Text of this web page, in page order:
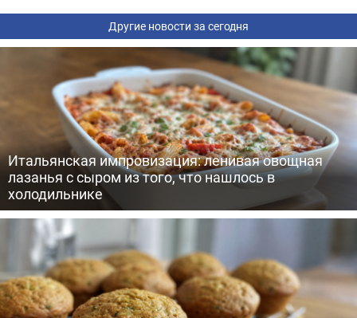
Другие новости за сегодня
Итальянская импровизация: ленивая овощная
лазанья с сыром из того, что нашлось в
холодильнике